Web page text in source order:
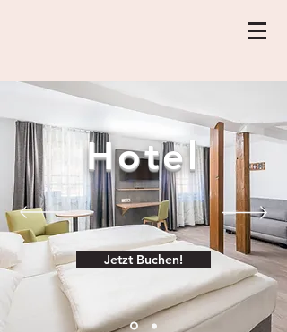
Hotel
Jetzt Buchen!